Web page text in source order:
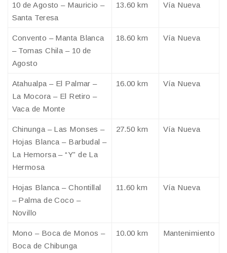
10 de Agosto – Mauricio –
Santa Teresa
13.60 km Vía Nueva
Convento – Manta Blanca
– Tomas Chila – 10 de
Agosto
18.60 km Vía Nueva
Atahualpa – El Palmar –
La Mocora – El Retiro –
Vaca de Monte
16.00 km Vía Nueva
Chinunga – Las Monses –
Hojas Blanca – Barbudal –
La Hemorsa – “Y” de La
Hermosa
27.50 km Vía Nueva
Hojas Blanca – Chontillal
– Palma de Coco –
Novillo
11.60 km Vía Nueva
Mono – Boca de Monos –
Boca de Chibunga
10.00 km Mantenimiento